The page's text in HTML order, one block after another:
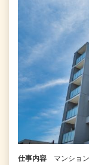
仕事内容
マンショ